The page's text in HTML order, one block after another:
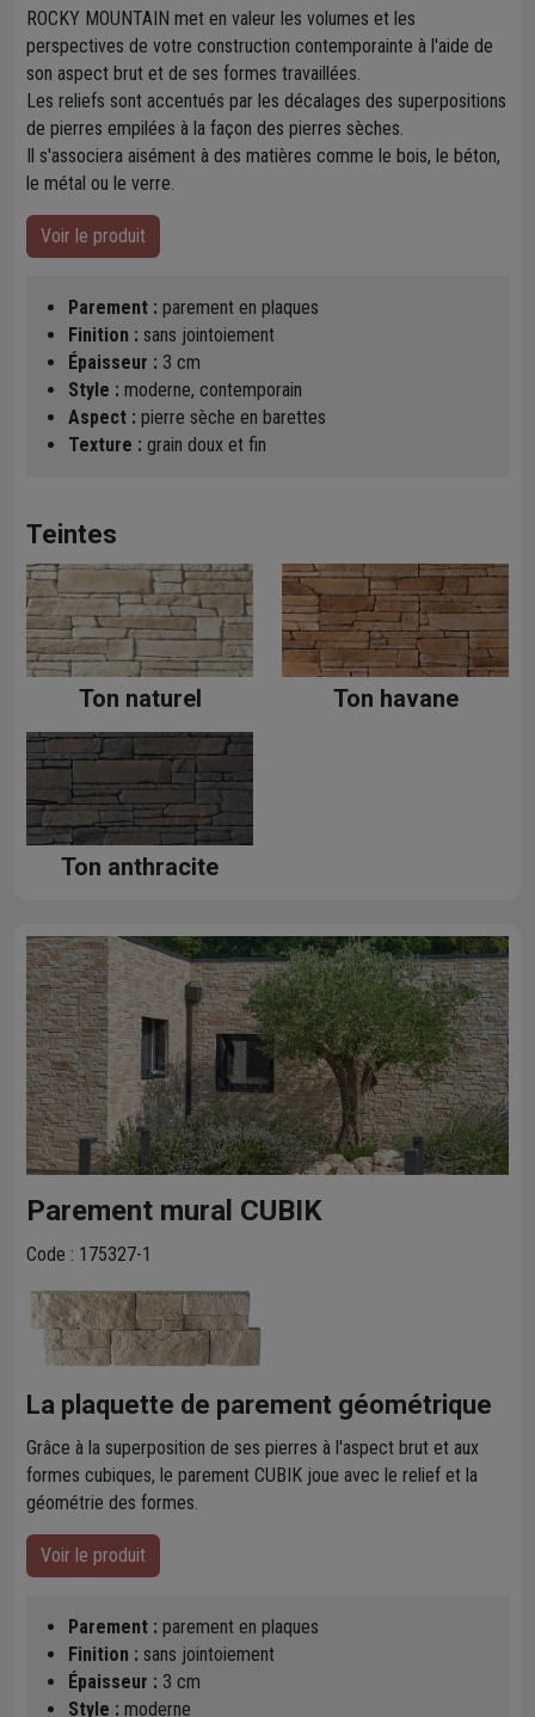
ROCKY MOUNTAIN met en valeur les volumes et les
perspectives de votre construction contemporainte à l'aide de
son aspect brut et de ses formes travaillées.
Les reliefs sont accentués par les décalages des superpositions
de pierres empilées à la façon des pierres sèches.
Il s'associera aisément à des matières comme le bois, le béton,
le métal ou le verre.
Voir le produit
Parement : parement en plaques
Finition : sans jointoiement
Épaisseur : 3 cm
Style : moderne, contemporain
Aspect : pierre sèche en barettes
Texture : grain doux et fin
Teintes
Ton naturel Ton havane
Ton anthracite
Parement mural CUBIK
Code : 175327-1
La plaquette de parement géométrique
Grâce à la superposition de ses pierres à l'aspect brut et aux
formes cubiques, le parement CUBIK joue avec le relief et la
géométrie des formes.
Voir le produit
Parement : parement en plaques
Finition : sans jointoiement
Épaisseur : 3 cm
Style : moderne